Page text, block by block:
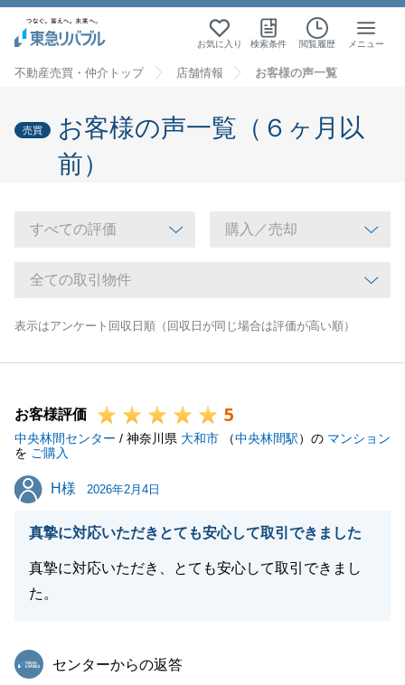
お気に入り 検索条件 閲覧履歴 メニュー
不動産売買・仲介トップ 店舗情報 お客様の声一覧
売買
お客様の声一覧（６ヶ月以
前）
表示はアンケート回収日順（回収日が同じ場合は評価が高い順）
お客様評価 5
中央林間センター / 神奈川県 大和市 （中央林間駅）の マンション
を ご購入
H様
H様 2026年2月4日
真摯に対応いただきとても安心して取引できました
真摯に対応いただき、とても安心して取引できまし
た。
東急リバブル
センターからの返答